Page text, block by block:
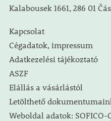
Kalabousek 1661, 286 01
Kapcsolat
Cégadatok, impressum
Adatkezelési tájékoztató
ASZF
Elállás a vásárlástól
Letölthető
Weboldal adatok: SOFICO-